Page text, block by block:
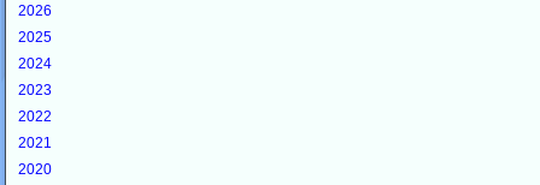
2026
2025
2024
2023
2022
2021
2020